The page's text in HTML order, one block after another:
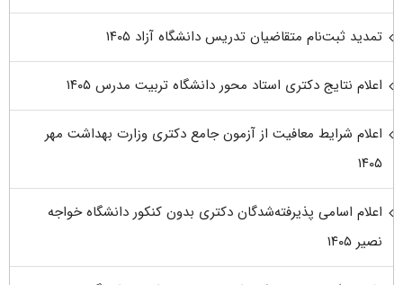
تمدید ثبت‌نام متقاضیان تدریس دانشگاه آزاد ۱۴۰۵
اعلام نتایج دکتری استاد محور دانشگاه تربیت مدرس ۱۴۰۵
اعلام شرایط معافیت از آزمون جامع دکتری وزارت بهداشت مهر
۱۴۰۵
اعلام اسامی پذیرفته‌شدگان دکتری بدون کنکور دانشگاه خواجه
نصیر ۱۴۰۵